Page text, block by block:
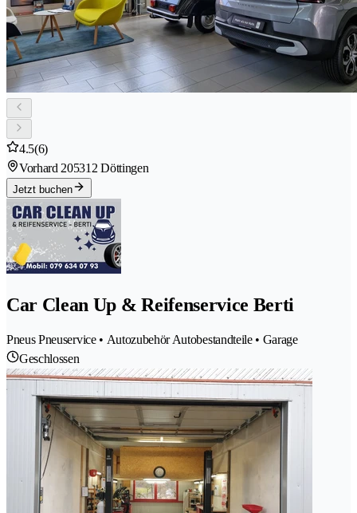
4.5(6)
Vorhard 205312 Döttingen
Jetzt buchen
Car Clean Up & Reifenservice Berti
Pneus Pneuservice • Autozubehör Autobestandteile • Garage
Geschlossen